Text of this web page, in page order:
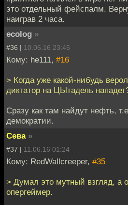
это отдельный фейспалм.
наиграв 2 часа.
ecolog »
#36 | 10.06.16 23:45
Кому: he111, #16
> Когда уже какой-нибудь
диктатор на ЦЫтадель
Сразу как там найдут нефть,
демократии.
Сева »
#37 | 11.06.16 01:24
Кому: RedWallcreeper, #35
> Думал это мутный взгляд, а
опергеймер.